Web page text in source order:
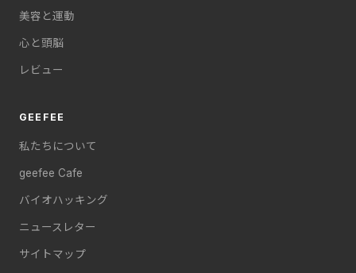
美容と運動
心と頭脳
レビュー
GEEFEE
私たちについて
geefee Cafe
バイオハッキング
ニュースレター
サイトマップ